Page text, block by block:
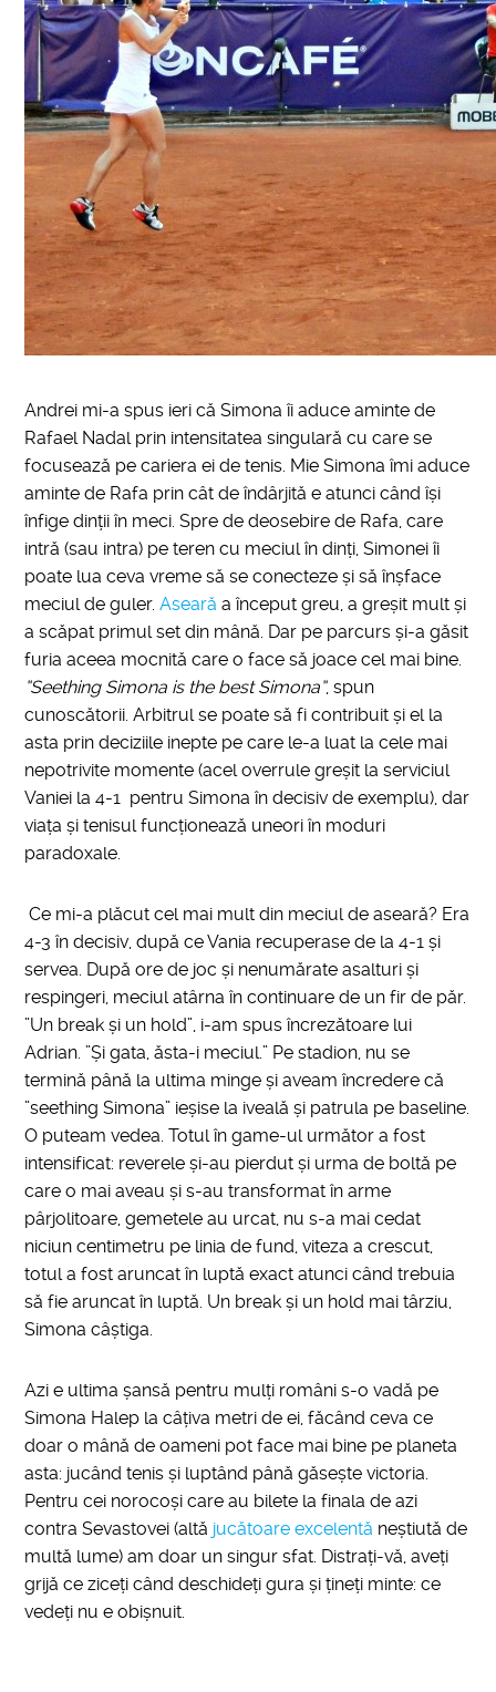
Andrei mi-a spus ieri că Simona îi aduce aminte de
Rafael Nadal prin intensitatea singulară cu care se
focusează pe cariera ei de tenis. Mie Simona îmi aduce
aminte de Rafa prin cât de îndârjită e atunci când își
înfige dinții în meci. Spre de deosebire de Rafa, care
intră (sau intra) pe teren cu meciul în dinți, Simonei îi
poate lua ceva vreme să se conecteze și să înșface
meciul de guler.Aseară a început greu, a greșit mult și
a scăpat primul set din mână. Dar pe parcurs și-a găsit
furia aceea mocnită care o face să joace cel mai bine.
”Seething Simona is the best Simona”, spun
cunoscătorii. Arbitrul se poate să fi contribuit și el la
asta prin deciziile inepte pe care le-a luat la cele mai
nepotrivite momente (acel overrule greșit la serviciul
Vaniei la 4-1 pentru Simona în decisiv de exemplu), dar
viața și tenisul funcționează uneori în moduri
paradoxale.
Ce mi-a plăcut cel mai mult din meciul de aseară? Era
4-3 în decisiv, după ce Vania recuperase de la 4-1 și
servea. După ore de joc și nenumărate asalturi și
respingeri, meciul atârna în continuare de un fir de păr.
”Un break și un hold”, i-am spus încrezătoare lui
Adrian. ”Și gata, ăsta-i meciul.” Pe stadion, nu se
termină până la ultima minge și aveam încredere că
”seething Simona” ieșise la iveală și patrula pe baseline.
O puteam vedea. Totul în game-ul următor a fost
intensificat: reverele și-au pierdut și urma de boltă pe
care o mai aveau și s-au transformat în arme
pârjolitoare, gemetele au urcat, nu s-a mai cedat
niciun centimetru pe linia de fund, viteza a crescut,
totul a fost aruncat în luptă exact atunci când trebuia
să fie aruncat în luptă. Un break și un hold mai târziu,
Simona câștiga.
Azi e ultima șansă pentru mulți români s-o vadă pe
Simona Halep la câțiva metri de ei, făcând ceva ce
doar o mână de oameni pot face mai bine pe planeta
asta: jucând tenis și luptând până găsește victoria.
Pentru cei norocoși care au bilete la finala de azi
contra Sevastovei (altă jucătoare excelentă neștiută de
multă lume) am doar un singur sfat. Distrați-vă, aveți
grijă ce ziceți când deschideți gura și țineți minte: ce
vedeți nu e obișnuit.